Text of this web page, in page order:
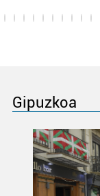
Gipuzkoa